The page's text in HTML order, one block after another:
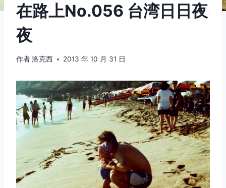
在路上No.056 台湾日日夜
夜
作者洛克西 2013 年 10 月 31 日